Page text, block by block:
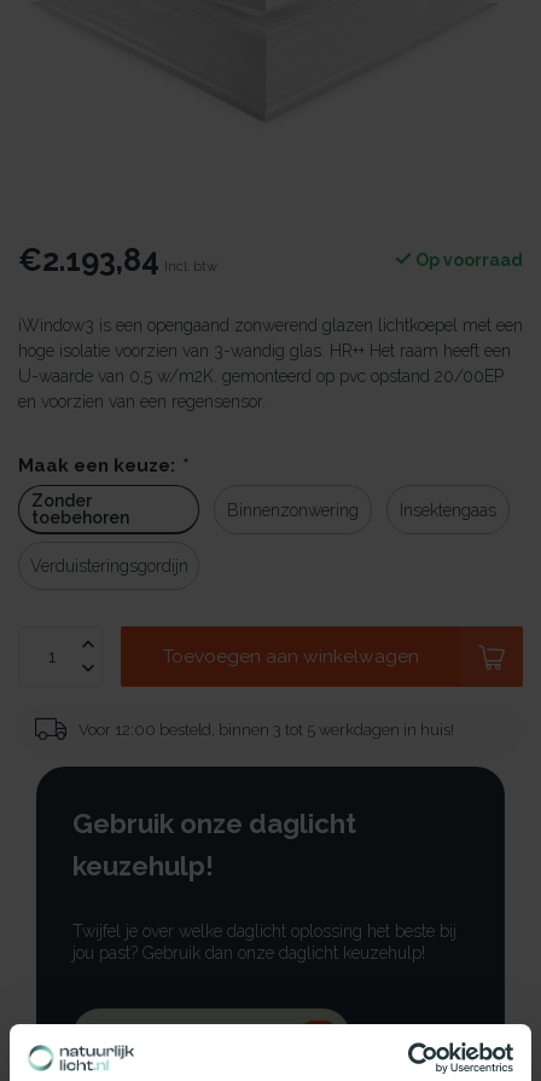
€2.193,84 Incl. btw Op voorraad
iWindow3 is een opengaand zonwerend glazen lichtkoepel met een
hoge isolatie voorzien van 3-wandig glas. HR++ Het raam heeft een
U-waarde van 0,5 w/m2K. gemonteerd op pvc opstand 20/00EP
en voorzien van een regensensor.
Maak een keuze: *
Zonder
toebehoren
Binnenzonwering Insektengaas
Verduisteringsgordijn
Toevoegen aan winkelwagen
Voor 12:00 besteld, binnen 3 tot 5 werkdagen in huis!
Gebruik onze daglicht
keuzehulp!
Twijfel je over welke daglicht oplossing het beste bij
jou past? Gebruik dan onze daglicht keuzehulp!